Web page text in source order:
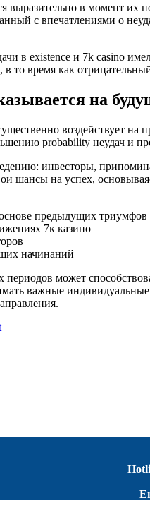
выразительно в момент
с впечатлениями о
в existence и 7k casino
то время как
на
воздействует
probability неудач и
инвесторы,
шансы на успех,
предыдущих триумфов
7к казино
начинаний
периодов может
важные